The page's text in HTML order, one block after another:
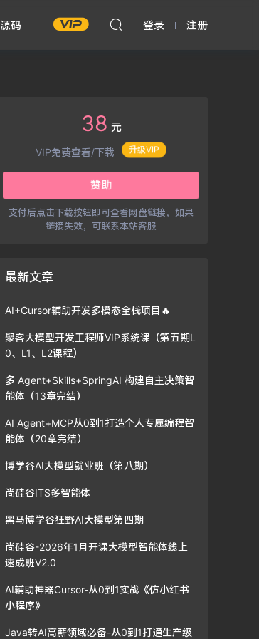
源码 登录 注册
38 元
VIP免费查看/下载
赞助
支付后点击下载按钮即可查看网盘链接，如果
链接失效，可联系本站客服
最新文章
AI+Cursor辅助开发多模态全栈项目🔥
聚客大模型开发工程师VIP系统课（第五期L
0、L1、L2课程）
多 Agent+Skills+SpringAI 构建自主决策智
能体（13章完结）
AI Agent+MCP从0到1打造个人专属编程智
能体（20章完结）
博学谷AI大模型就业班（第八期）
尚硅谷ITS多智能体
黑马博学谷狂野AI大模型第四期
尚硅谷-2026年1月开课大模型智能体线上
速成班V2.0
AI辅助神器Cursor-从0到1实战《仿小红书
小程序》
Java转AI高薪领域必备-从0到1打通生产级